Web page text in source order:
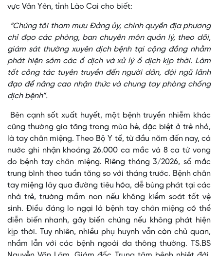
vực Văn Yên, tỉnh Lào Cai cho biết:
“Chúng tôi tham mưu Đảng ủy, chính quyền địa phương
chỉ đạo các phòng, ban chuyên môn quản lý, theo dõi,
giám sát thường xuyên dịch bệnh tại cộng đồng nhằm
phát hiện sớm các ổ dịch và xử lý ổ dịch kịp thời. Làm
tốt công tác tuyên truyền đến người dân, đội ngũ lãnh
đạo để nâng cao nhận thức và chung tay phòng chống
dịch bệnh”.
Bên cạnh sốt xuất huyết, một bệnh truyền nhiễm khác
cũng thường gia tăng trong mùa hè, đặc biệt ở trẻ nhỏ,
là tay chân miệng. Theo Bộ Y tế, từ đầu năm đến nay, cả
nước ghi nhận khoảng 26.000 ca mắc và 8 ca tử vong
do bệnh tay chân miệng. Riêng tháng 3/2026, số mắc
trung bình theo tuần tăng so với tháng trước. Bệnh chân
tay miệng lây qua đường tiêu hóa, dễ bùng phát tại các
nhà trẻ, trường mầm non nếu không kiểm soát tốt vệ
sinh. Điều đáng lo ngại là bệnh tay chân miệng có thể
diễn biến nhanh, gây biến chứng nếu không phát hiện
kịp thời. Tuy nhiên, nhiều phụ huynh vẫn còn chủ quan,
nhầm lẫn với các bệnh ngoài da thông thường. TS.BS